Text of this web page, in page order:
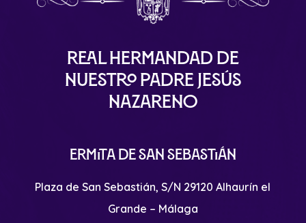
Real Hermandad de
Nuestro Padre Jesús
Nazareno
Ermita de San Sebastián
Plaza de San Sebastián, S/N 29120 Alhaurín el
Grande – Málaga